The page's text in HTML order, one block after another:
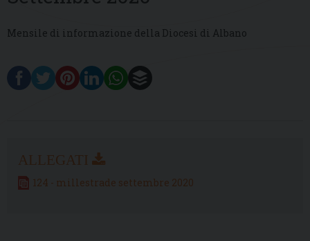
Mensile di informazione della Diocesi di Albano
124 - millestrade settembre 2020